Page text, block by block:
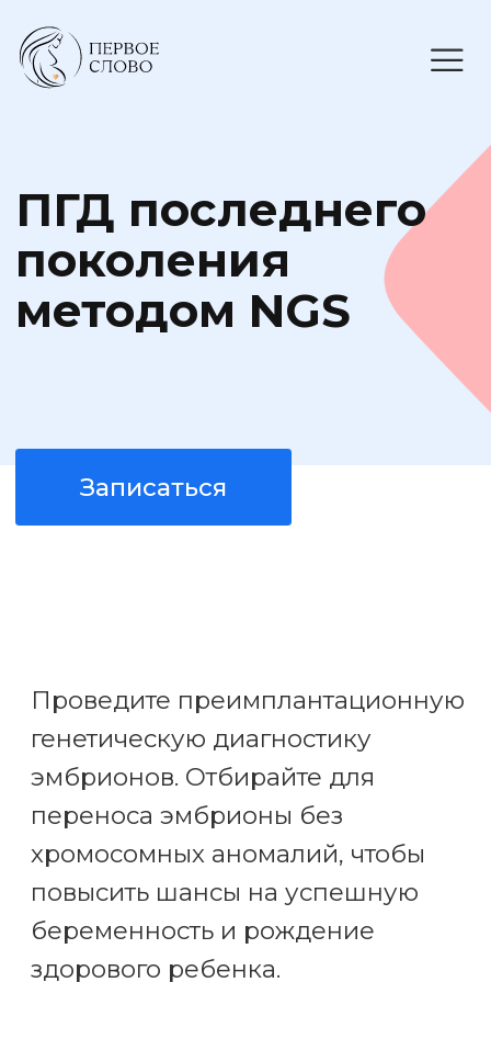
поколения
методом NGS
Проведите преимплантационную
генетическую диагностику
здорового ребенка.